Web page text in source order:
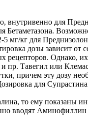
внутривенно для
мг/кг для
дозы зависит от
рецепторов. Однако,
Тавегил или
причем эту дозу
для
то ему показаны
вводят Аминофиллин